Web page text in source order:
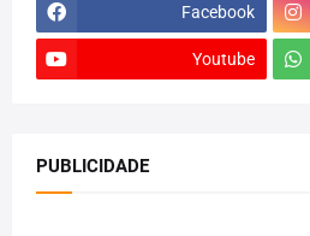
Facebook
Youtube
PUBLICIDADE